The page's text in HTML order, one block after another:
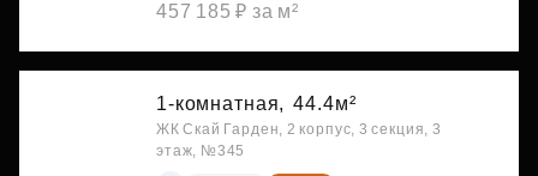
457 185 ₽ за м²
1-комнатная, 44.4м²
ЖК Скай Гарден, 2 корпус, 3 секция, 3
этаж, №345